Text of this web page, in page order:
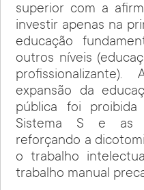
superior com a
investir apenas na
educação
outros níveis
expansão da
pública foi
Sistema S e as
reforçando a
o trabalho
trabalho manual